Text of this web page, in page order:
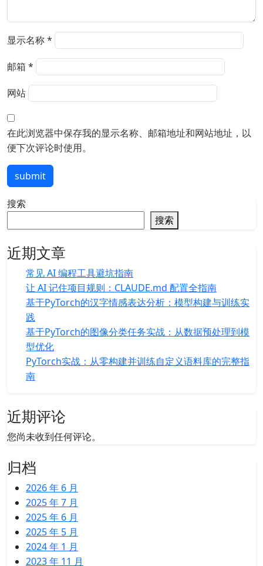
显示名称*
邮箱 *
网站
在此浏览器中保存我的显示名称、邮箱地址和网站地址，以
便下次评论时使用。
submit
搜索
搜索
近期文章
常见 AI 编程工具避坑指南
让 AI 记住项目规则：CLAUDE.md 配置全指南
基于PyTorch的汉字情感表达分析：模型构建与训练实
践
基于PyTorch的图像分类任务实战：从数据预处理到模
型优化
PyTorch实战：从零构建并训练自定义语料库的完整指
南
近期评论
您尚未收到任何评论。
归档
2026 年 6 月
2025 年 7 月
2025 年 6 月
2025 年 5 月
2024 年 1 月
2023 年 11 月